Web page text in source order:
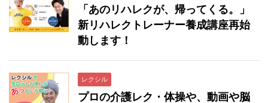
「あのリハレクが、帰ってくる。」
新リハレクトレーナー養成講座再始
動します！
レクシル
プロの介護レク・体操や、動画や脳